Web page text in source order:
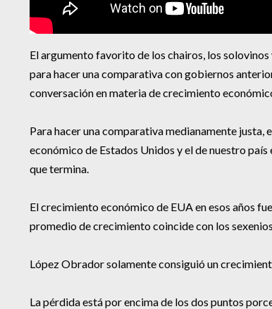
El argumento favorito de los chairos, los
para hacer una comparativa con gobiernos
conversación en materia de crecimiento
Para hacer una comparativa medianamente
económico de Estados Unidos y el de nuestro
que termina.
El crecimiento económico de EUA en esos años
promedio de crecimiento coincide con los
López Obrador solamente consiguió un
La pérdida está por encima de los dos puntos